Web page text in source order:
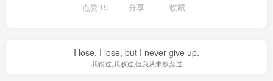
点赞15 分享 收藏
I lose, I lose, but I never give up.
我输过,我败过,但我从未放弃过